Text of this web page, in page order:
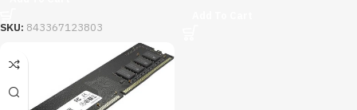
SKU: 843367123803